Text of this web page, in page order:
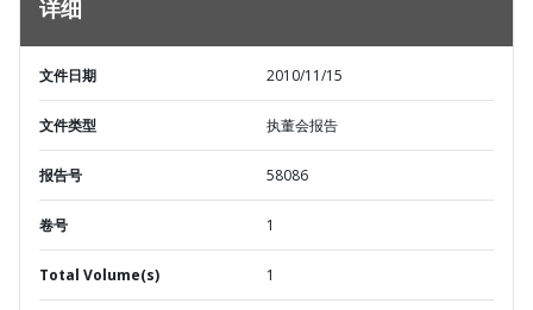
详细
文件日期 2010/11/15
文件类型 执董会报告
报告号 58086
卷号 1
Total Volume(s) 1